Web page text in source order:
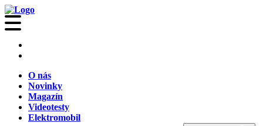
O nás
Novinky
Magazín
Videotesty
Elektromobil